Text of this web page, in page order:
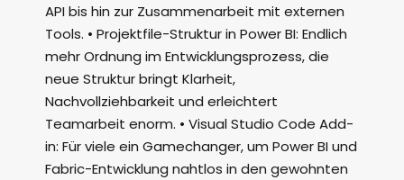
API bis hin zur Zusammenarbeit mit externen
Tools. • Projektfile-Struktur in Power BI: Endlich
mehr Ordnung im Entwicklungsprozess, die
neue Struktur bringt Klarheit,
Nachvollziehbarkeit und erleichtert
Teamarbeit enorm. • Visual Studio Code Add-
in: Für viele ein Gamechanger, um Power BI und
Fabric-Entwicklung nahtlos in den gewohnten